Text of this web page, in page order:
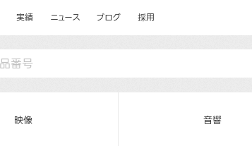
実績 ニュース ブログ 採用
映像 音響